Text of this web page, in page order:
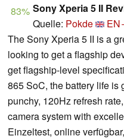
83% Sony Xperia 5 II
Quelle: Pokde
The Sony Xperia 5 II is a
looking to get a flagship
get flagship-level
865 SoC, the battery life is
punchy, 120Hz refresh
camera system with
Einzeltest, online